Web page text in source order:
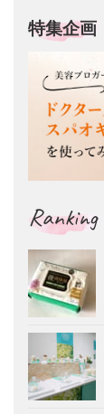
特集企画
Ranking